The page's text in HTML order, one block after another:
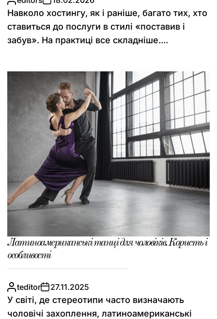
Навколо хостингу, як і раніше, багато тих, хто
ставиться до послуги в стилі «поставив і
забув». На практиці все складніше....
Латиноамериканські танці для чоловіків. Користь і
особливості
teditor 27.11.2025
У світі, де стереотипи часто визначають
чоловічі захоплення, латиноамериканські